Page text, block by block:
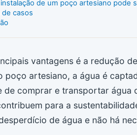
de um poço artesiano pode
de casos
vantagens é a redução
poço artesiano, a água é
de comprar e transportar água
para a
de água e não há